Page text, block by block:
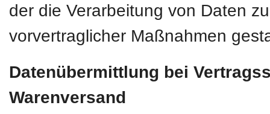
der die Verarbeitung von Daten
vorvertraglicher Maßnahmen
Datenübermittlung bei
Warenversand